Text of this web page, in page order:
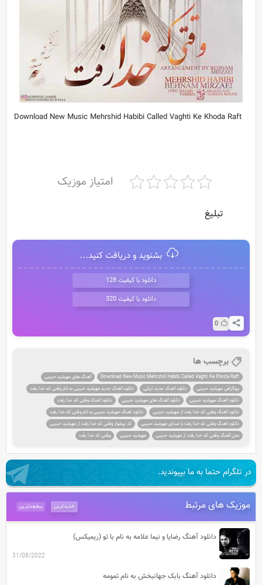
Download New Music Mehrshid Habibi Called Vaghti Ke Khoda Raft
امتیاز موزیک
تبلیغ
بشنوید و دریافت کنید...
دانلود با کیفیت 128
دانلود با کیفیت 320
0
برچسب ها
Download New Music Mehrshid Habibi Called Vaghti Ke Khoda Raft
آهنگ های مهرشید حبیبی
بیوگرافی مهرشید حبیبی
دانلود آهنگ جدید ایرانی
دانلود آهنگ جدید مهرشید حبیبی به نام وقتی که خدا رفت
دانلود آهنگ مهرشید حبیبی
دانلود آهنگ های مهرشید حبیبی
دانلود آهنگ وقتی که خدا رفت
دانلود آهنگ وقتی که خدا رفت از مهرشید حبیبی
دانلود اهنگ مهرشید حبیبی به نام وقتی که خدا رفت
دانلود اهنگ وقتی که خدا رفت با صدای مهرشید حبیبی
کد پیشواز وقتی که خدا رفت از مهرشید حبیبی
متن آهنگ وقتی که خدا رفت از مهرشید حبیبی
مهرشید حبیبی وقتی که خدا رفت
در تلگرام حتما به ما بپیوندید.
موزیک های مرتبط پرطرفدارترین جدیدترین
دانلود آهنگ رضایا و نیما علامه به نام با تو (ریمیکس)
31/08/2022
دانلود آهنگ بابک جهانبخش به نام تمومه